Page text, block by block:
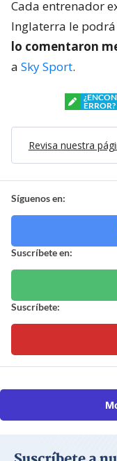
Cada entrenador
Inglaterra le podrá
lo comentaron
a Sky Sport.
ERROR?
Revisa nuestra
Síguenos en:
Suscríbete en:
Suscríbete: